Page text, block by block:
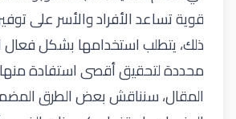
قوية تساعد الأفراد والأسر على
ذلك، يتطلب استخدامها بشكل فعال
محددة لتحقيق أقصى استفادة
المقال، سنناقش بعض الطرق